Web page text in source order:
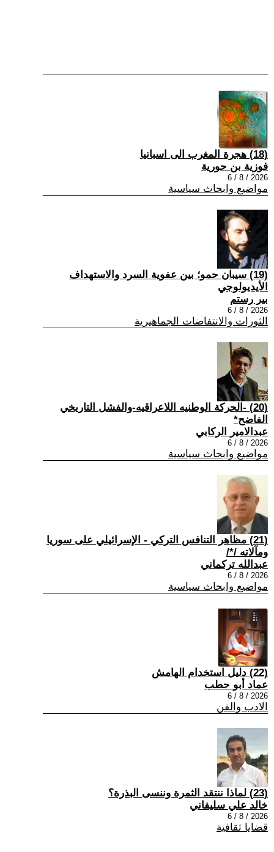
(18) هجرة المغرب الى اسبانيا
فوزية بن حورية
2026 / 8 / 6
مواضيع وابحاث سياسية
(19) سيبان حمو؛ بين عفوية السرد والاستهداف
الأيديولوجي
بير رستم
2026 / 8 / 6
الثورات والانتفاضات الجماهيرية
(20) -الحركة الوطنيه اللاعراقيه-والفشل التاريخي
الفاضح*
عبدالامير الركابي
2026 / 8 / 6
مواضيع وابحاث سياسية
(21) مظاهر التنافس التركي - الإسرائيلي على سوريا
ومآلاته /*/
عبدالله تركماني
2026 / 8 / 6
مواضيع وابحاث سياسية
(22) دليل استخدام الهامش
عماد أبو حطب
2026 / 8 / 6
الادب والفن
(23) لماذا ننتقد الثمرة وننسى البذرة؟
خالد علي سليفاني
2026 / 8 / 6
قضايا ثقافية